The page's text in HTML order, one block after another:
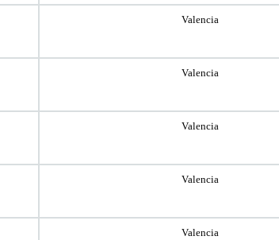
Valencia
Valencia
Valencia
Valencia
Valencia